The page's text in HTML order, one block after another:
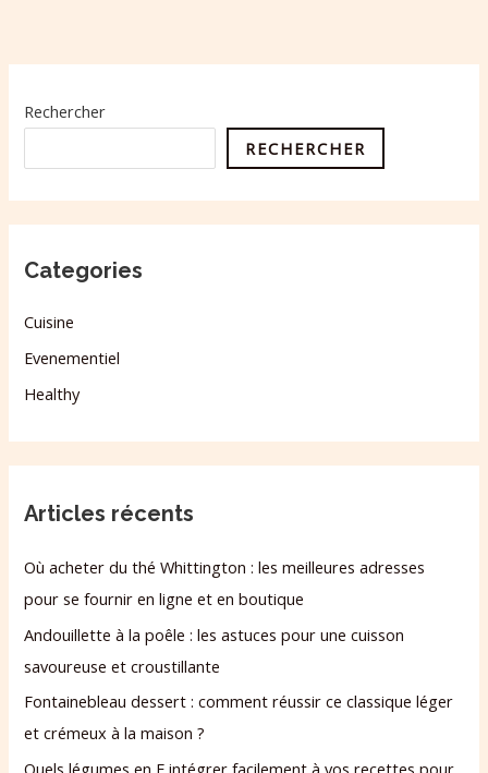
Rechercher
RECHERCHER
Categories
Cuisine
Evenementiel
Healthy
Articles récents
Où acheter du thé Whittington : les meilleures adresses
pour se fournir en ligne et en boutique
Andouillette à la poêle : les astuces pour une cuisson
savoureuse et croustillante
Fontainebleau dessert : comment réussir ce classique léger
et crémeux à la maison ?
Quels légumes en F intégrer facilement à vos recettes pour